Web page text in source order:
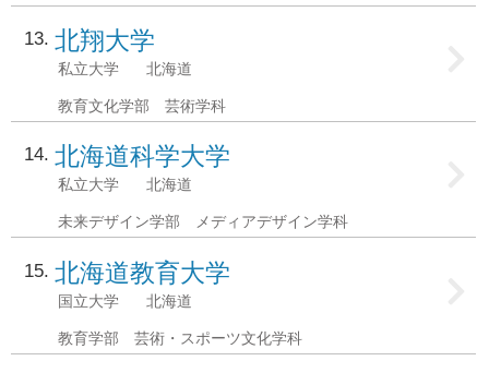
13 北翔大学
私立大学 北海道
教育文化学部 芸術学科
14 北海道科学大学
私立大学 北海道
未来デザイン学部 メディアデザイン学科
15 北海道教育大学
国立大学 北海道
教育学部 芸術・スポーツ文化学科